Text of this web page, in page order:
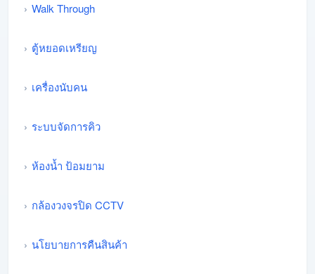
Walk Through
ตู้หยอดเหรียญ
เครื่องนับคน
ระบบจัดการคิว
ห้องน้ำ ป้อมยาม
กล้องวงจรปิด CCTV
นโยบายการคืนสินค้า